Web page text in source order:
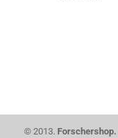
© 2013. Forschershop.